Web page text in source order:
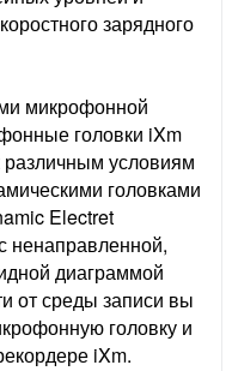
зарядного
микрофонной
головки iXm
различным условиям
головками
Electret
ненаправленной,
диаграммой
от среды записи вы
головку и
iXm.